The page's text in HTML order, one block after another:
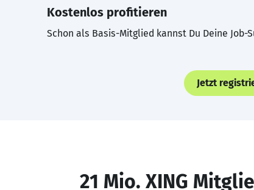
Kostenlos profitieren
Schon als Basis-Mitglied kannst Du Deine
Jetzt
21 Mio. XING